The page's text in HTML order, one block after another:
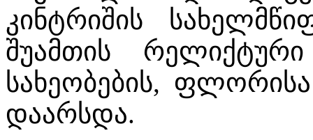
კინტრიშის
შუამთის
სახეობების,
დაარსდა.